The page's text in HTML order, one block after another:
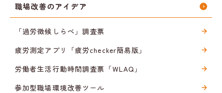
職場改善のアイデア
「過労徴候しらべ」調査票
疲労測定アプリ「疲労checker簡易版」
労働者生活行動時間調査票「WLAQ」
参加型職場環境改善ツール